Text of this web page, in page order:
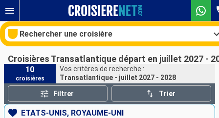
Rechercher une croisière
Nos destinations
Mois de départ
Croisières Transatlantique départ en juillet 2027 -
10
croisières
Vos critères de recherche :
Transatlantique - juillet 2027 - 2028
Filtrer Trier
ÉTATS-UNIS, ROYAUME-UNI